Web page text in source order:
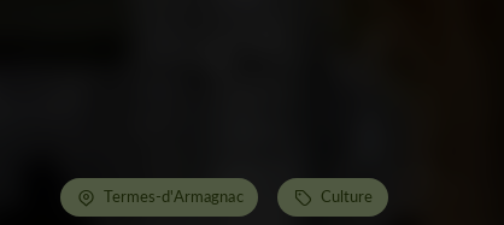
Termes-d'Armagnac Culture